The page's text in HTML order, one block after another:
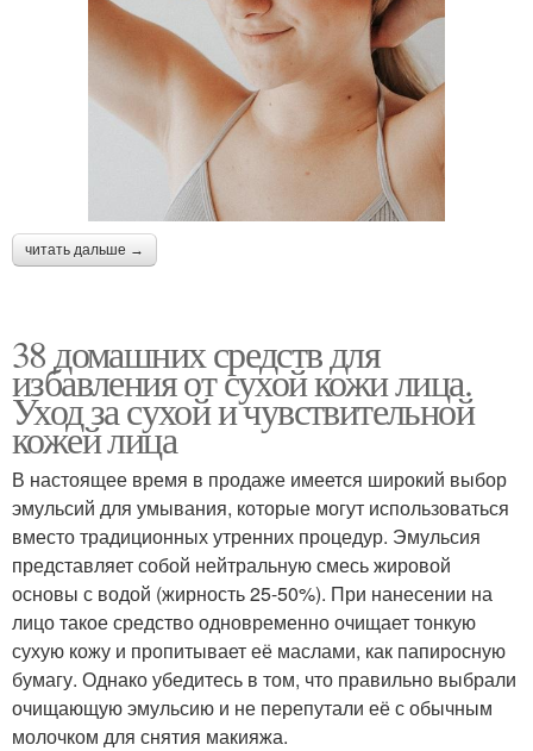
читать дальше →
38 домашних средств для
избавления от сухой кожи лица.
Уход за сухой и чувствительной
кожей лица
В настоящее время в продаже имеется широкий выбор
эмульсий для умывания, которые могут использоваться
вместо традиционных утренних процедур. Эмульсия
представляет собой нейтральную смесь жировой
основы с водой (жирность 25-50%). При нанесении на
лицо такое средство одновременно очищает тонкую
сухую кожу и пропитывает её маслами, как папиросную
бумагу. Однако убедитесь в том, что правильно выбрали
очищающую эмульсию и не перепутали её с обычным
молочком для снятия макияжа.